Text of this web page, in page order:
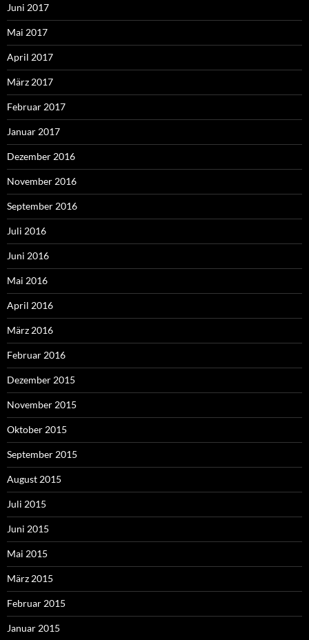
Juni 2017
Mai 2017
April 2017
März 2017
Februar 2017
Januar 2017
Dezember 2016
November 2016
September 2016
Juli 2016
Juni 2016
Mai 2016
April 2016
März 2016
Februar 2016
Dezember 2015
November 2015
Oktober 2015
September 2015
August 2015
Juli 2015
Juni 2015
Mai 2015
März 2015
Februar 2015
Januar 2015